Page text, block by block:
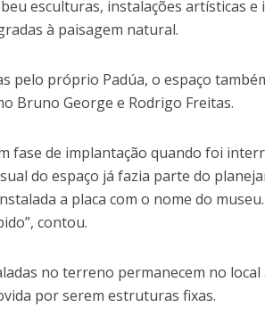
esculturas, instalações artísticas
à paisagem natural.
pelo próprio Padúa, o espaço
Bruno George e Rodrigo Freitas.
fase de implantação quando foi
do espaço já fazia parte do
a placa com o nome do
contou.
no terreno permanecem no
por serem estruturas fixas.